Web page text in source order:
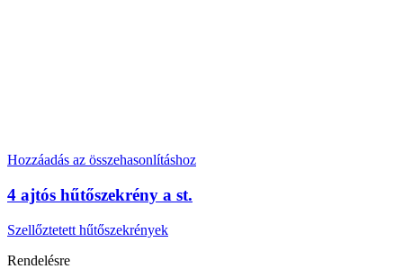
Hozzáadás az összehasonlításhoz
4 ajtós hűtőszekrény a st.
Szellőztetett hűtőszekrények
Rendelésre